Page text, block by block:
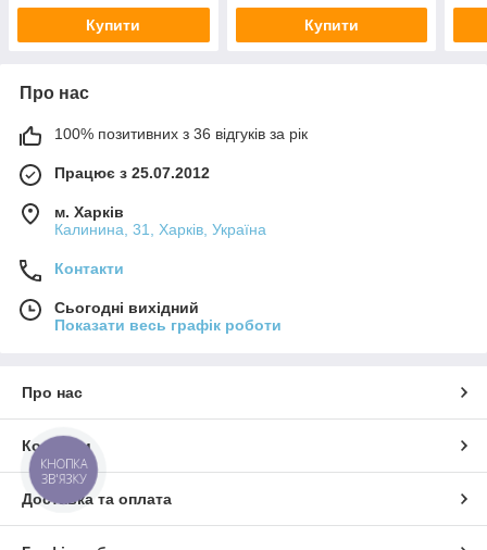
Купити Купити
Про нас
100% позитивних з 36 відгуків за рік
Працює з 25.07.2012
м. Харків
Калинина, 31, Харків, Україна
Контакти
Сьогодні вихідний
Показати весь графік роботи
Про нас
Контакти
Доставка та оплата
КНОПКА
ЗВ'ЯЗКУ